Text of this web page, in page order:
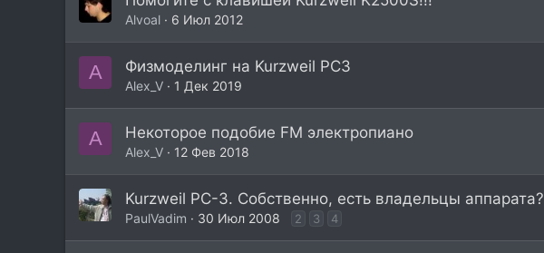
Alvoal 6 Июл 2012
A Физмоделинг на Kurzweil PC3
Alex_V 1 Дек 2019
A Некоторое подобие FM электропиано
Alex_V 12 Фев 2018
Kurzweil PC-3. Собственно, есть владельцы аппарата?
PaulVadim 30 Июл 2008 2 3 4